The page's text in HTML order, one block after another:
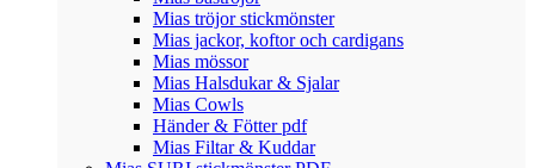
Mias tröjor stickmönster
Mias jackor, koftor och cardigans
Mias mössor
Mias Halsdukar & Sjalar
Mias Cowls
Händer & Fötter pdf
Mias Filtar & Kuddar